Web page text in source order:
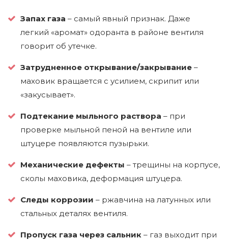
Запах газа – самый явный признак. Даже
легкий «аромат» одоранта в районе вентиля
говорит об утечке.
Затрудненное открывание/закрывание –
маховик вращается с усилием, скрипит или
«закусывает».
Подтекание мыльного раствора – при
проверке мыльной пеной на вентиле или
штуцере появляются пузырьки.
Механические дефекты – трещины на корпусе,
сколы маховика, деформация штуцера.
Следы коррозии – ржавчина на латунных или
стальных деталях вентиля.
Пропуск газа через сальник – газ выходит при